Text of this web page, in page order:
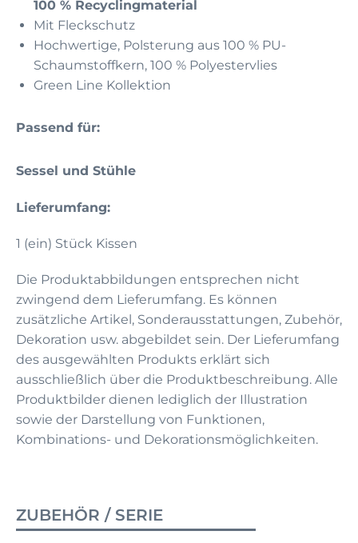
100 % Recyclingmaterial
Mit Fleckschutz
Hochwertige, Polsterung aus 100 % PU-
Schaumstoffkern, 100 % Polyestervlies
Green Line Kollektion
Passend für:
Sessel und Stühle
Lieferumfang:
1 (ein) Stück Kissen
Die Produktabbildungen entsprechen nicht
zwingend dem Lieferumfang. Es können
zusätzliche Artikel, Sonderausstattungen, Zubehör,
Dekoration usw. abgebildet sein. Der Lieferumfang
des ausgewählten Produkts erklärt sich
ausschließlich über die Produktbeschreibung. Alle
Produktbilder dienen lediglich der Illustration
sowie der Darstellung von Funktionen,
Kombinations- und Dekorationsmöglichkeiten.
ZUBEHÖR / SERIE